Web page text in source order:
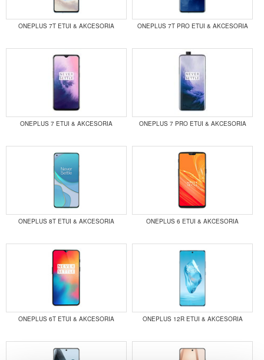
ONEPLUS 7T ETUI & AKCESORIA ONEPLUS 7T PRO ETUI & AKCESORIA
ONEPLUS 7 ETUI & AKCESORIA ONEPLUS 7 PRO ETUI & AKCESORIA
ONEPLUS 8T ETUI & AKCESORIA ONEPLUS 6 ETUI & AKCESORIA
ONEPLUS 6T ETUI & AKCESORIA ONEPLUS 12R ETUI & AKCESORIA